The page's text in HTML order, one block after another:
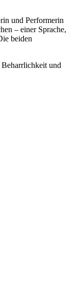
und Performerin
– einer Sprache,
beiden
und